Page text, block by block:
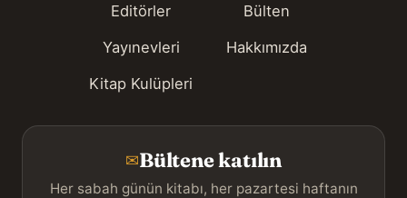
Editörler
Yayınevleri
Kitap Kulüpleri
Bülten
Hakkımızda
✉Bültene katılın
Her sabah günün kitabı, her pazartesi haftanın